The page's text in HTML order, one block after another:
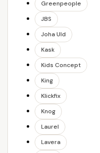
Greenpeople
JBS
Joha Uld
Kask
Kids Concept
King
Klickfix
Knog
Laurel
Lavera